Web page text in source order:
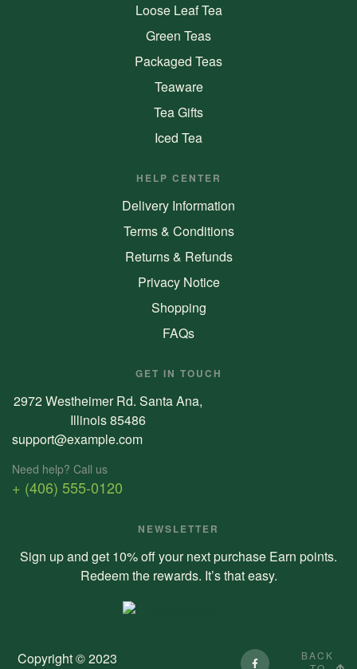
Loose Leaf Tea
Green Teas
Packaged Teas
Teaware
Tea Gifts
Iced Tea
HELP CENTER
Delivery Information
Terms & Conditions
Returns & Refunds
Privacy Notice
Shopping
FAQs
GET IN TOUCH
2972 Westheimer Rd. Santa Ana,
Illinois 85486
support@example.com
Need help? Call us
+ (406) 555-0120
NEWSLETTER
Sign up and get 10% off your next purchase Earn points.
Redeem the rewards. It’s that easy.
Copyright © 2023
BACK